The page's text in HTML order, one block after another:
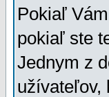
Pokiaľ
pokiaľ ste
Jednym z
užívateľov,